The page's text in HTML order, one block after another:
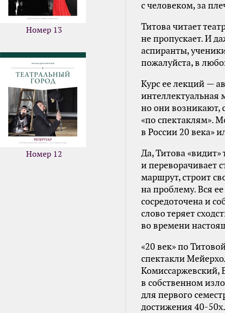
Номер 13
Номер 12
с человеком, за
Титова читает
не пропускает. И
аспиранты,
пожалуйста, в
Курс ее лекций —
интеллектуальная
но они возникают,
«по спектаклям».
в России 20 века»
Да, Титова «видит»
и переворачивает
маршрут, строит
на проблему. Вся
сосредоточена и
слово теряет
во времени
«20 век» по
спектакли
Комиссаржевский,
в собственном
для первого
достижения 40-